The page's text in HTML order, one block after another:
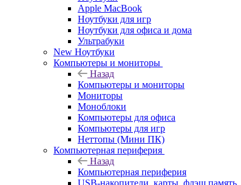
Apple MacBook
Ноутбуки для игр
Ноутбуки для офиса и дома
Ультрабуки
New Ноутбуки
Компьютеры и мониторы
Назад
Компьютеры и мониторы
Мониторы
Моноблоки
Компьютеры для офиса
Компьютеры для игр
Неттопы (Мини ПК)
Компьютерная периферия
Назад
Компьютерная периферия
USB-накопители, карты, флэш память